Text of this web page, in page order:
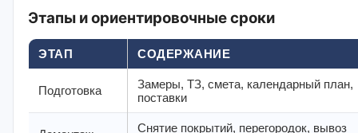
Этапы и ориентировочные сроки
ЭТАП СОДЕРЖАНИЕ
Подготовка
Замеры, ТЗ, смета, календарный план,
поставки
Снятие покрытий, перегородок, вывоз